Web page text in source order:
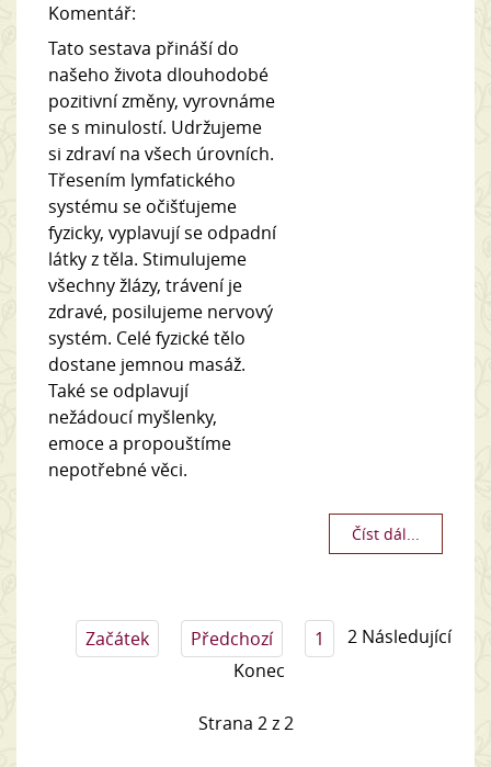
Komentář:
Tato sestava přináší do
našeho života dlouhodobé
pozitivní změny, vyrovnáme
se s minulostí. Udržujeme
si zdraví na všech úrovních.
Třesením lymfatického
systému se očišťujeme
fyzicky, vyplavují se odpadní
látky z těla. Stimulujeme
všechny žlázy, trávení je
zdravé, posilujeme nervový
systém. Celé fyzické tělo
dostane jemnou masáž.
Také se odplavují
nežádoucí myšlenky,
emoce a propouštíme
nepotřebné věci.
Číst dál...
Začátek Předchozí 1 2 Následující
Konec
Strana 2 z 2